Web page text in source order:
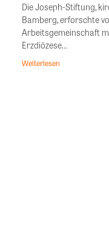
Die Joseph-Stiftung,
Bamberg, erforschte
Arbeitsgemeinschaft
Erzdiözese...
Weiterlesen